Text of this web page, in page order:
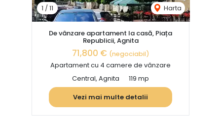
1 /11 Harta
De vânzare apartament la casă, Piața
Republicii, Agnita
71,800 € (negociabil)
Apartament cu 4 camere de vânzare
Central, Agnita
119 mp
Vezi mai multe detalii